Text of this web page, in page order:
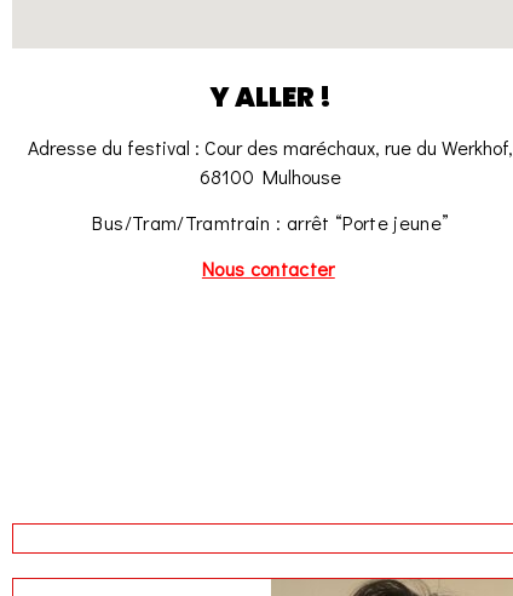
Y ALLER !
Adresse du festival : Cour des maréchaux, rue du Werkhof,
68100 Mulhouse
Bus/Tram/Tramtrain : arrêt “Porte jeune”
Nous contacter